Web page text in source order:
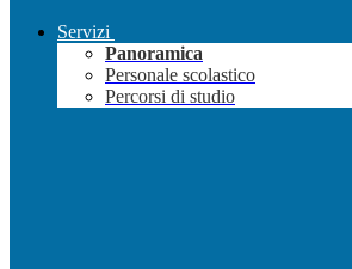
Servizi
Panoramica
Personale scolastico
Percorsi di studio